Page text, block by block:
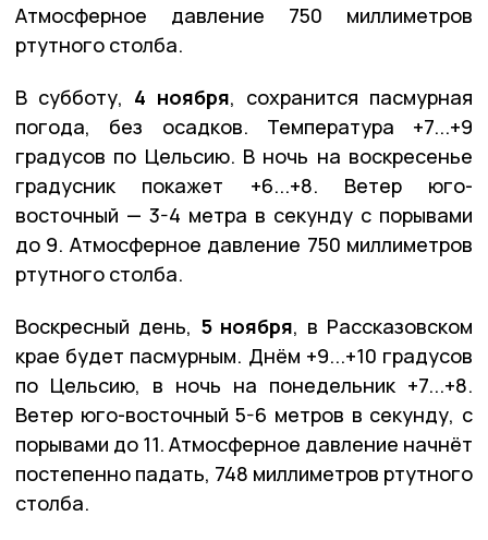
Атмосферное давление 750 миллиметров
ртутного столба.
В субботу, 4 ноября, сохранится пасмурная
погода, без осадков. Температура +7...+9
градусов по Цельсию. В ночь на воскресенье
градусник покажет +6...+8. Ветер юго-
восточный — 3-4 метра в секунду с порывами
до 9. Атмосферное давление 750 миллиметров
ртутного столба.
Воскресный день, 5 ноября, в Рассказовском
крае будет пасмурным. Днём +9...+10 градусов
по Цельсию, в ночь на понедельник +7...+8.
Ветер юго-восточный 5-6 метров в секунду, с
порывами до 11. Атмосферное давление начнёт
постепенно падать, 748 миллиметров ртутного
столба.